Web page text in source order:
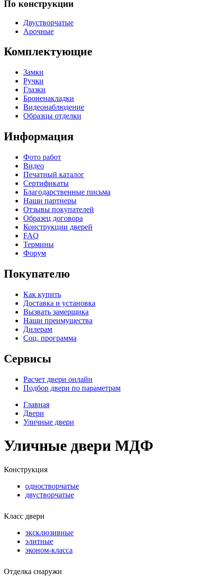
По конструкции
Двустворчатые
Арочные
Комплектующие
Замки
Ручки
Глазки
Броненакладки
Видеонаблюдение
Образцы отделки
Информация
Фото работ
Видео
Печатный каталог
Сертификаты
Благодарственные письма
Наши партнеры
Отзывы покупателей
Образец договора
Конструкции дверей
FAQ
Термины
Форум
Покупателю
Как купить
Доставка и установка
Вызвать замерщика
Наши преимущества
Дилерам
Соц. программа
Сервисы
Расчет двери онлайн
Подбор двери по параметрам
Главная
Двери
Уличные двери
Уличные двери МДФ
Конструкция
одностворчатые
двустворчатые
Класс двери
эксклюзивные
элитные
эконом-класса
Отделка снаружи